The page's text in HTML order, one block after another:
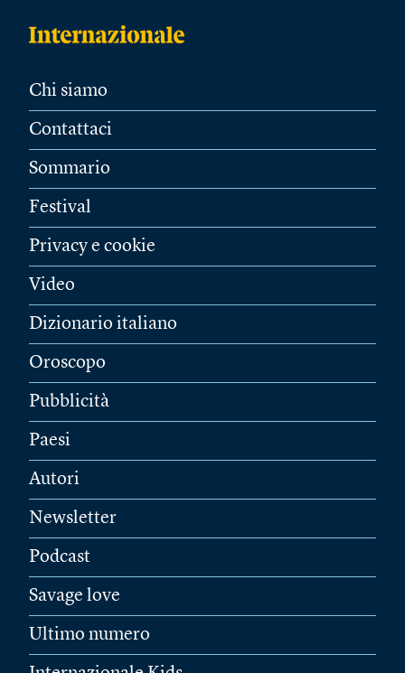
Chi siamo
Contattaci
Sommario
Festival
Privacy e cookie
Video
Dizionario italiano
Oroscopo
Pubblicità
Paesi
Autori
Newsletter
Podcast
Savage love
Ultimo numero